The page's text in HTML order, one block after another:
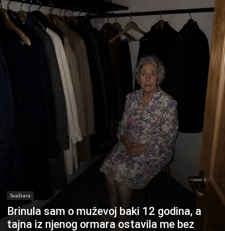
Svaštara
Brinula sam o muževoj baki 12 godina, a
tajna iz njenog ormara ostavila me bez